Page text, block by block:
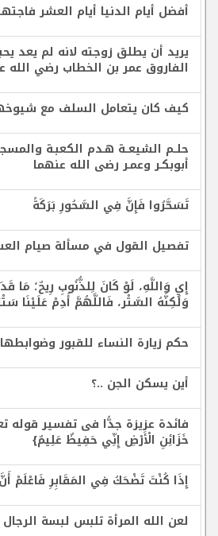
أفضل أيام الدنيا أيام العشر
يريد أن يطلق زوجته لانه لم يعد
الفاروق عمر بن الخطاب رضي الله
كيف كان يتعامل السلف مع
حلــم الشيعــة هـدم الكعبـة
أبوبكـر وعمـر رضى الله عنهما
تَسَحَّرُوا فَإِنَّ فِي السَّحُورِ بَرَكَةً
تفصيل القول في مسألة صيام
إِيِ وَاللَّهِ، لَوْ كَانَ لِلذُّنُوبِ رِيحٌ؛ مَا
وَلَكِنَّهُ السَّتْر، فَاللَّهُمَّ أَدِمْ عَلَيْنَا
حكم زيارة النساء للقبور
أين يسكن الجن ..؟
فائدة عزيزة جدًّا فى تفسير قوله
خَزَائِنِ الْأَرْضِ إِنِّي حَفِيظٌ عَلِيمٌ}
إِذَا كُنْتَ تَضْحَكُ فِي المَقَابِرِ فَاعْلَمْ
لعن الله المرأة تلبس لبسة الرجال